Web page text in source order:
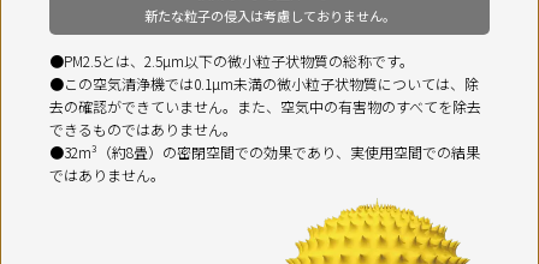
新たな粒子の侵入は考慮しておりません。
PM2.5とは、2.5µm以下の微小粒子状物質の総称です。
この空気清浄機では0.1µm未満の微小粒子状物質については、除
去の確認ができていません。また、空気中の有害物のすべてを除去
できるものではありません。
32m³（約8畳）の密閉空間での効果であり、実使用空間での結果
ではありません。